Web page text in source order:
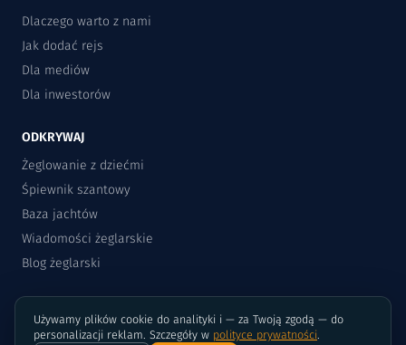
Używamy plików cookie do analityki i — za Twoją zgodą — do
personalizacji reklam. Szczegóły w polityce prywatności.
Dlaczego warto z nami
Jak dodać rejs
Dla mediów
Dla inwestorów
ODKRYWAJ
Żeglowanie z dziećmi
Śpiewnik szantowy
Baza jachtów
Wiadomości żeglarskie
Blog żeglarski